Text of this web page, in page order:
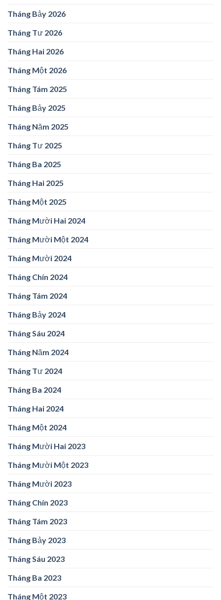
Tháng Bảy 2026
Tháng Tư 2026
Tháng Hai 2026
Tháng Một 2026
Tháng Tám 2025
Tháng Bảy 2025
Tháng Năm 2025
Tháng Tư 2025
Tháng Ba 2025
Tháng Hai 2025
Tháng Một 2025
Tháng Mười Hai 2024
Tháng Mười Một 2024
Tháng Mười 2024
Tháng Chín 2024
Tháng Tám 2024
Tháng Bảy 2024
Tháng Sáu 2024
Tháng Năm 2024
Tháng Tư 2024
Tháng Ba 2024
Tháng Hai 2024
Tháng Một 2024
Tháng Mười Hai 2023
Tháng Mười Một 2023
Tháng Mười 2023
Tháng Chín 2023
Tháng Tám 2023
Tháng Bảy 2023
Tháng Sáu 2023
Tháng Ba 2023
Tháng Một 2023